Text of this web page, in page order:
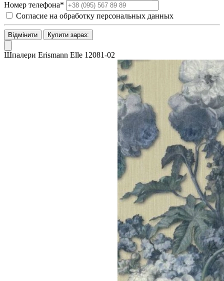
Номер телефона*
Согласие на обработку персональных данных
Відмінити Купити зараз:
Шпалери Erismann Elle 12081-02